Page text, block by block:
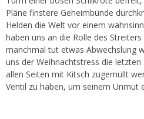
Pläne finstere Geheimbünde
Helden die Welt vor einem
haben uns an die Rolle des
manchmal tut etwas Abwechslung
uns der Weihnachtstress die
allen Seiten mit Kitsch zugemüllt
Ventil zu haben, um seinem Unmut